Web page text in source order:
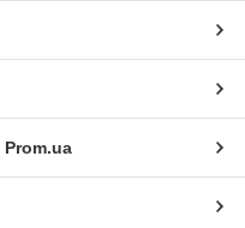
Prom.ua